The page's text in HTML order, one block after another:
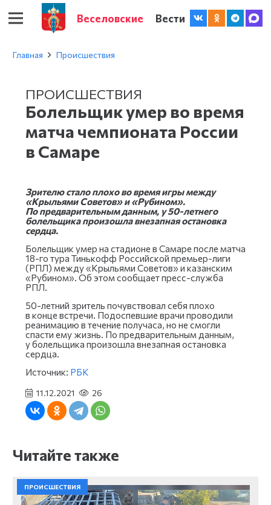
Веселовские Вести
Главная Происшествия
ПРОИСШЕСТВИЯ
Болельщик умер во время
матча чемпионата России
в Самаре
Зрителю стало плохо во время игры между
«Крыльями Советов» и «Рубином».
По предварительным данным, у 50-летнего
болельщика произошла внезапная остановка
сердца.
Болельщик умер на стадионе в Самаре после матча
18-го тура Тинькофф Российской премьер-лиги
(РПЛ) между «Крыльями Советов» и казанским
«Рубином». Об этом сообщает пресс-служба
РПЛ.
50-летний зритель почувствовал себя плохо
в конце встречи. Подоспевшие врачи проводили
реанимацию в течение получаса, но не смогли
спасти ему жизнь. По предварительным данным,
у болельщика произошла внезапная остановка
сердца.
Источник: РБК
11.12.2021 26
Читайте также
ПРОИСШЕСТВИЯ